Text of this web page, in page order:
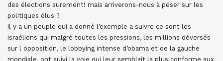
des élections surement! mais arriverons-nous à peser sur les
politiques élus ?
il y a un peuple qui a donné l’exemple a suivre ce sont les
israéliens qui malgré toutes les pressions, les millions déversés
sur l opposition, le lobbying intense d’obama et de la gauche
mondiale, ont suivi la voie qui leur semblait la plus conforme aux